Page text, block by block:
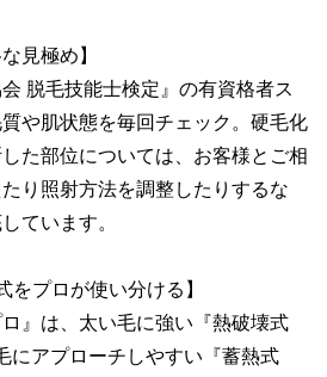
見極め】
脱毛技能士検定』の有資格者ス
や肌状態を毎回チェック。硬毛化
た部位については、お客様とご相
り照射方法を調整したりするな
ています。
をプロが使い分ける】
』は、太い毛に強い『熱破壊式
にアプローチしやすい『蓄熱式